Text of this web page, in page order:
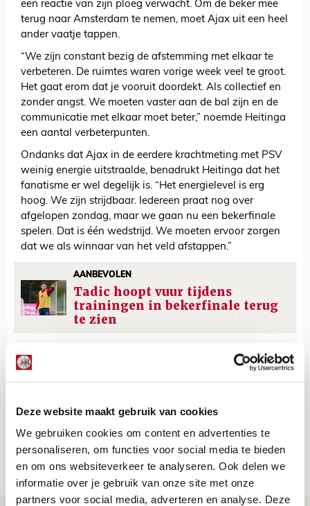
Deze website maakt gebruik van cookies
We gebruiken cookies om content en advertenties te
personaliseren, om functies voor social media te bieden
en om ons websiteverkeer te analyseren. Ook delen we
informatie over je gebruik van onze site met onze
partners voor social media, adverteren en analyse. Deze
een reactie van zijn ploeg verwacht. Om de beker mee
terug naar Amsterdam te nemen, moet Ajax uit een heel
ander vaatje tappen.
“We zijn constant bezig de afstemming met elkaar te
verbeteren. De ruimtes waren vorige week veel te groot.
Het gaat erom dat je vooruit doordekt. Als collectief en
zonder angst. We moeten vaster aan de bal zijn en de
communicatie met elkaar moet beter,” noemde Heitinga
een aantal verbeterpunten.
Ondanks dat Ajax in de eerdere krachtmeting met PSV
weinig energie uitstraalde, benadrukt Heitinga dat het
fanatisme er wel degelijk is. “Het energielevel is erg
hoog. We zijn strijdbaar. Iedereen praat nog over
afgelopen zondag, maar we gaan nu een bekerfinale
spelen. Dat is één wedstrijd. We moeten ervoor zorgen
dat we als winnaar van het veld afstappen.”
AANBEVOLEN
Tadic hoopt vuur tijdens
trainingen in bekerfinale terug
te zien
Bekijk alle berichten van Floris Roos
Net binnen //